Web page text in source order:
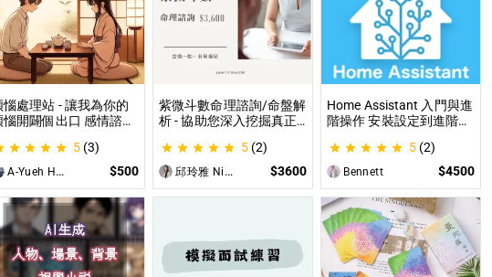
惱處理站 - 讓我為你的
惱開闢個出口 感情諮
、內心的煩惱各方面都
以談
5 (3)
A-Yueh Huang $500
紫微斗數命理諮詢/命盤解
析 - 協助您深入挖掘真正
讓我們的努力更有價值 活
出璀璨一生
5 (2)
邱玲雅 Nina $3600
Home Assistant 入門與進
階操作 安裝設定到進階自
答，打造專屬的智能家居
5 (2)
Bennett $4500